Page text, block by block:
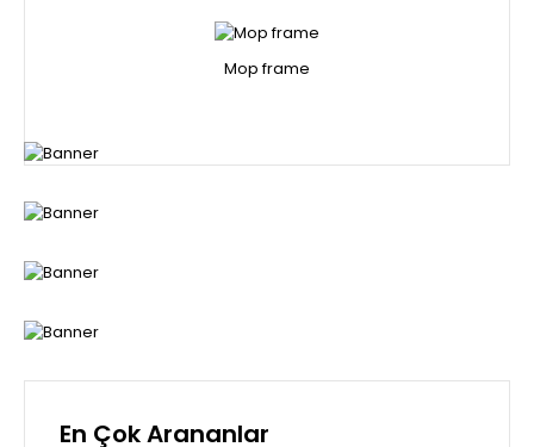
Mop frame
En Çok Arananlar